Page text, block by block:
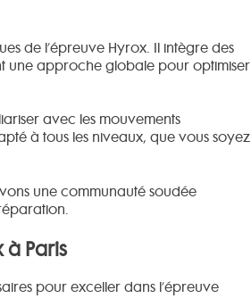
de l’épreuve Hyrox. Il intègre des
une approche globale pour optimiser
avec les mouvements
à tous les niveaux, que vous soyez
une communauté soudée
Paris
pour exceller dans l’épreuve